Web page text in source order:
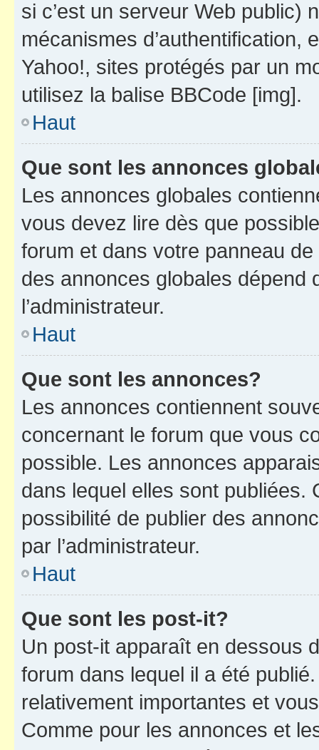
si c’est un serveur Web public)
mécanismes d’authentification,
Yahoo!, sites protégés par un
utilisez la balise BBCode [img].
Haut
Que sont les annonces
Les annonces globales
vous devez lire dès que
forum et dans votre panneau
des annonces globales dépend
l’administrateur.
Haut
Que sont les annonces?
Les annonces contiennent
concernant le forum que vous
possible. Les annonces
dans lequel elles sont publiées.
possibilité de publier des
par l’administrateur.
Haut
Que sont les post-it?
Un post-it apparaît en dessous
forum dans lequel il a été
relativement importantes et
Comme pour les annonces et